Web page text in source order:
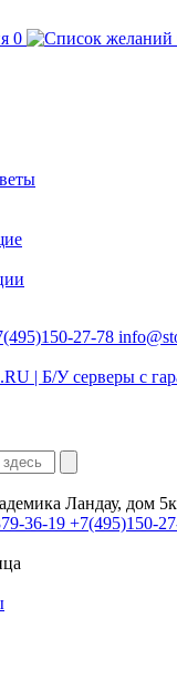
0
27-78
Ландау, дом
36-19 +7(495)150-